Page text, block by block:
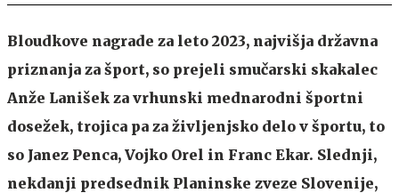
Bloudkove nagrade za leto 2023, najvišja državna
priznanja za šport, so prejeli smučarski skakalec
Anže Lanišek za vrhunski mednarodni športni
dosežek, trojica pa za življenjsko delo v športu, to
so Janez Penca, Vojko Orel in Franc Ekar. Slednji,
nekdanji predsednik Planinske zveze Slovenije,